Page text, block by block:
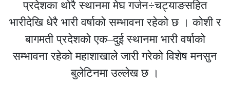
प्रदेशका थोरै स्थानमा मेघ गर्जन÷चट्याङसहित
भारीदेखि धेरै भारी वर्षाको सम्भावना रहेको छ । कोशी र
बागमती प्रदेशको एक–दुई स्थानमा भारी वर्षाको
सम्भावना रहेको महाशाखाले जारी गरेको विशेष मनसुन
बुलेटिनमा उल्लेख छ ।